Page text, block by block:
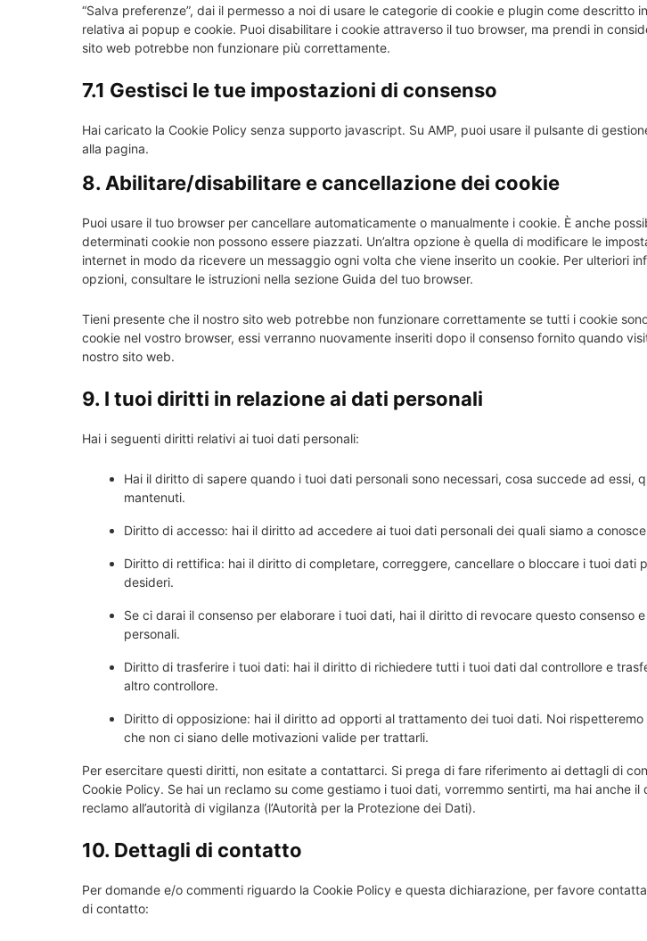
“Salva preferenze”, dai il permesso a noi di usare le categorie di cookie e plugin come descritto
relativa ai popup e cookie. Puoi disabilitare i cookie attraverso il tuo browser, ma prendi in
sito web potrebbe non funzionare più correttamente.
7.1 Gestisci le tue impostazioni di consenso
Hai caricato la Cookie Policy senza supporto javascript. Su AMP, puoi usare il pulsante di
alla pagina.
8. Abilitare/disabilitare e cancellazione dei cookie
Puoi usare il tuo browser per cancellare automaticamente o manualmente i cookie. È anche
determinati cookie non possono essere piazzati. Un’altra opzione è quella di modificare le
internet in modo da ricevere un messaggio ogni volta che viene inserito un cookie. Per ulteriori
opzioni, consultare le istruzioni nella sezione Guida del tuo browser.
Tieni presente che il nostro sito web potrebbe non funzionare correttamente se tutti i cookie
cookie nel vostro browser, essi verranno nuovamente inseriti dopo il consenso fornito quando
nostro sito web.
9. I tuoi diritti in relazione ai dati personali
Hai i seguenti diritti relativi ai tuoi dati personali:
Hai il diritto di sapere quando i tuoi dati personali sono necessari, cosa succede ad essi,
mantenuti.
Diritto di accesso: hai il diritto ad accedere ai tuoi dati personali dei quali siamo a
Diritto di rettifica: hai il diritto di completare, correggere, cancellare o bloccare i tuoi dati
desideri.
Se ci darai il consenso per elaborare i tuoi dati, hai il diritto di revocare questo consenso
personali.
Diritto di trasferire i tuoi dati: hai il diritto di richiedere tutti i tuoi dati dal controllore e
altro controllore.
Diritto di opposizione: hai il diritto ad opporti al trattamento dei tuoi dati. Noi
che non ci siano delle motivazioni valide per trattarli.
Per esercitare questi diritti, non esitate a contattarci. Si prega di fare riferimento ai dettagli di
Cookie Policy. Se hai un reclamo su come gestiamo i tuoi dati, vorremmo sentirti, ma hai anche
reclamo all’autorità di vigilanza (l’Autorità per la Protezione dei Dati).
10. Dettagli di contatto
Per domande e/o commenti riguardo la Cookie Policy e questa dichiarazione, per favore
di contatto: